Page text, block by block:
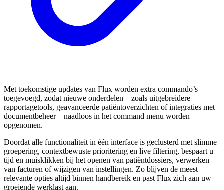
Met toekomstige updates van Flux worden extra commando’s
toegevoegd, zodat nieuwe onderdelen – zoals uitgebreidere
rapportagetools, geavanceerde patiëntoverzichten of integraties met
documentbeheer – naadloos in het command menu worden
opgenomen.
Doordat alle functionaliteit in één interface is geclusterd met slimme
groepering, contextbewuste prioritering en live filtering, bespaart u
tijd en muisklikken bij het openen van patiëntdossiers, verwerken
van facturen of wijzigen van instellingen. Zo blijven de meest
relevante opties altijd binnen handbereik en past Flux zich aan uw
groeiende werklast aan.